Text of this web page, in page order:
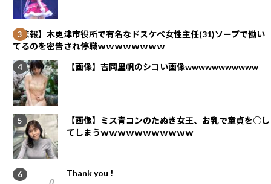
【悲報】木更津市役所で有名なドスケベ女性主任(31)ソープで働い
てるのを密告され停職ｗｗｗｗｗｗｗｗ
【画像】吉岡里帆のシコい画像wwwwwwwwwww
【画像】ミス青コンのたぬき女王、お乳で童貞を○し
てしまうｗｗｗｗｗｗｗｗｗｗｗ
Thank you !